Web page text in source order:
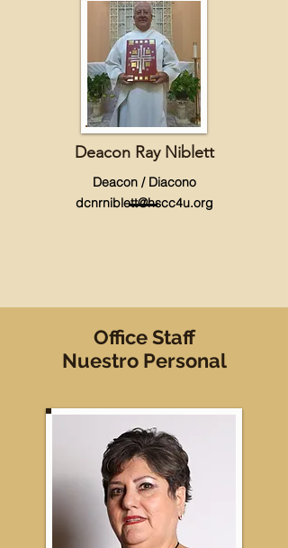
Deacon Ray Niblett
Deacon / Diacono
dcnrniblett@hscc4u.org
Office Staff
Nuestro Personal